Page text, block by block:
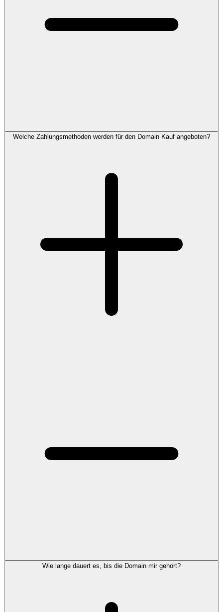
Welche Zahlungsmethoden werden für den Domain Kauf angeboten?
Wie lange dauert es, bis die Domain mir gehört?